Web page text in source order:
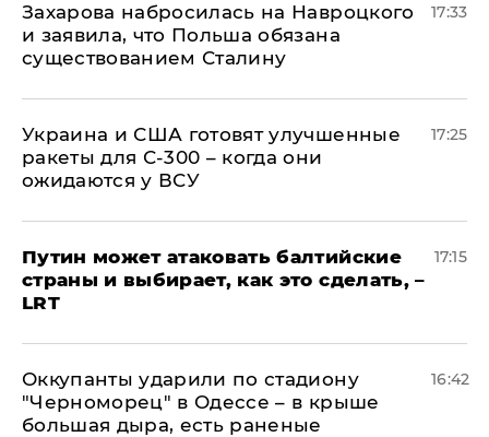
​Захарова набросилась на Навроцкого
и заявила, что Польша обязана
существованием Сталину
17:33
Украина и США готовят улучшенные
ракеты для С-300 – когда они
ожидаются у ВСУ
17:25
Путин может атаковать балтийские
страны и выбирает, как это сделать, –
LRT
17:15
Оккупанты ударили по стадиону
"Черноморец" в Одессе – в крыше
большая дыра, есть раненые
16:42